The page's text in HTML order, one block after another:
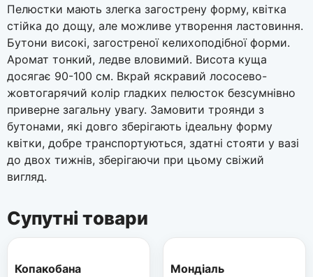
Пелюстки мають злегка загострену форму, квітка
стійка до дощу, але можливе утворення ластовиння.
Бутони високі, загостреної келихоподібної форми.
Аромат тонкий, ледве вловимий. Висота куща
досягає 90-100 см. Вкрай яскравий лососево-
жовтогарячий колір гладких пелюсток безсумнівно
приверне загальну увагу. Замовити троянди з
бутонами, які довго зберігають ідеальну форму
квітки, добре транспортуються, здатні стояти у вазі
до двох тижнів, зберігаючи при цьому свіжий
вигляд.
Супутні товари
Копакобана Мондіаль